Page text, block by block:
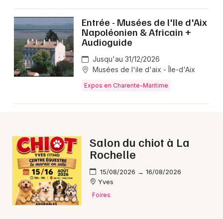
Expos
Sorties & loisirs
Aujourd'hui en Poitou-Charente
Aujourd'hui en Nouvelle-Aquitaine
Newsletter des sorties
Artistes en tournée
Actus en Charente-Maritime
Entrée - Musées de l'Ile d'Aix
Napoléonien & Africain +
Audioguide
Jusqu'au 31/12/2026
Musées de l'ile d'aix - Île-d'Aix
Expos en Charente-Maritime
Salon du chiot à La
Rochelle
15/08/2026 → 16/08/2026
Yves
Foires